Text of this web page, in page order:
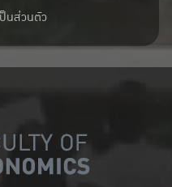
นส่วนตัว